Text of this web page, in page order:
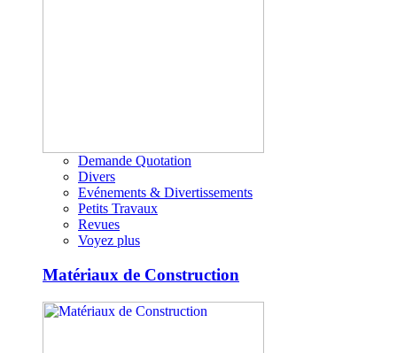
Demande Quotation
Divers
Evénements & Divertissements
Petits Travaux
Revues
Voyez plus
Matériaux de Construction